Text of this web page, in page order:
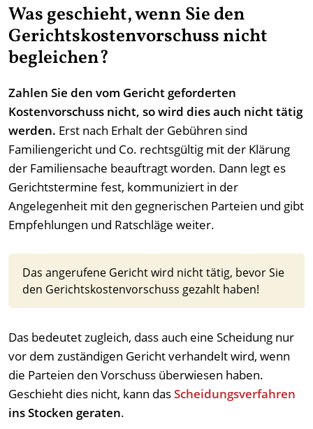
Was geschieht, wenn Sie den
Gerichtskostenvorschuss nicht
begleichen?
Zahlen Sie den vom Gericht geforderten
Kostenvorschuss nicht, so wird dies auch nicht tätig
werden. Erst nach Erhalt der Gebühren sind
Familiengericht und Co. rechtsgültig mit der Klärung
der Familiensache beauftragt worden. Dann legt es
Gerichtstermine fest, kommuniziert in der
Angelegenheit mit den gegnerischen Parteien und gibt
Empfehlungen und Ratschläge weiter.
Das angerufene Gericht wird nicht tätig, bevor Sie
den Gerichtskostenvorschuss gezahlt haben!
Das bedeutet zugleich, dass auch eine Scheidung nur
vor dem zuständigen Gericht verhandelt wird, wenn
die Parteien den Vorschuss überwiesen haben.
Geschieht dies nicht, kann dasScheidungsverfahren
ins Stocken geraten.